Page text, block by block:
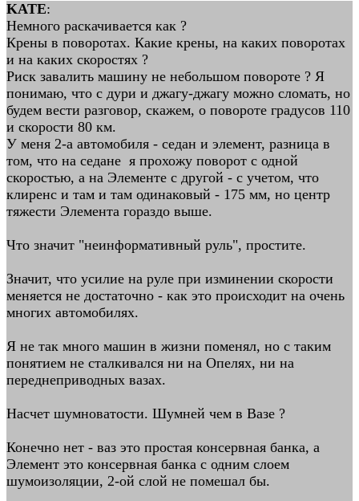
KATE:
Немного раскачивается как ?
Крены в поворотах. Какие крены, на каких поворотах
и на каких скоростях ?
Риск завалить машину не небольшом повороте ? Я
понимаю, что с дури и джагу-джагу можно сломать, но
будем вести разговор, скажем, о повороте градусов 110
и скорости 80 км.
У меня 2-а автомобиля - седан и элемент, разница в
том, что на седане я прохожу поворот с одной
скоростью, а на Элементе с другой - с учетом, что
клиренс и там и там одинаковый - 175 мм, но центр
тяжести Элемента гораздо выше.
Что значит "неинформативный руль", простите.
Значит, что усилие на руле при изминении скорости
меняется не достаточно - как это происходит на очень
многих автомобилях.
Я не так много машин в жизни поменял, но с таким
понятием не сталкивался ни на Опелях, ни на
переднеприводных вазах.
Насчет шумноватости. Шумней чем в Вазе ?
Конечно нет - ваз это простая консервная банка, а
Элемент это консервная банка с одним слоем
шумоизоляции, 2-ой слой не помешал бы.